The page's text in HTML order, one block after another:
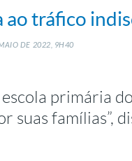
ao tráfico
DE 2022, 9H40
primária do
suas famílias”,